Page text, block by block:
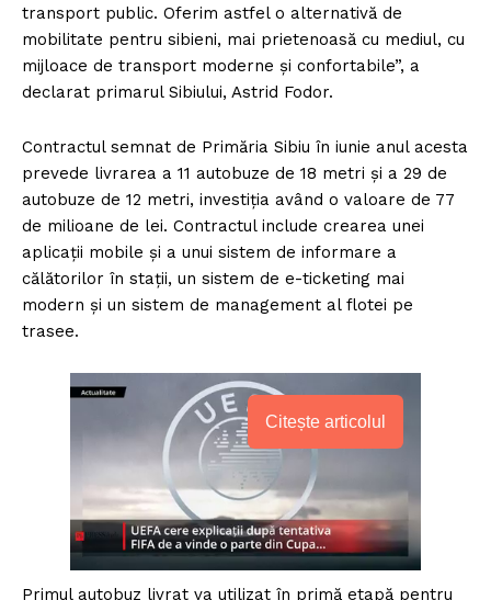
transport public. Oferim astfel o alternativă de
mobilitate pentru sibieni, mai prietenoasă cu mediul, cu
mijloace de transport moderne și confortabile”, a
declarat primarul Sibiului, Astrid Fodor.
Contractul semnat de Primăria Sibiu în iunie anul acesta
prevede livrarea a 11 autobuze de 18 metri și a 29 de
autobuze de 12 metri, investiția având o valoare de 77
de milioane de lei. Contractul include crearea unei
aplicații mobile și a unui sistem de informare a
călătorilor în stații, un sistem de e-ticketing mai
modern și un sistem de management al flotei pe
trasee.
Citește articolul
Primul autobuz livrat va utilizat în primă etapă pentru